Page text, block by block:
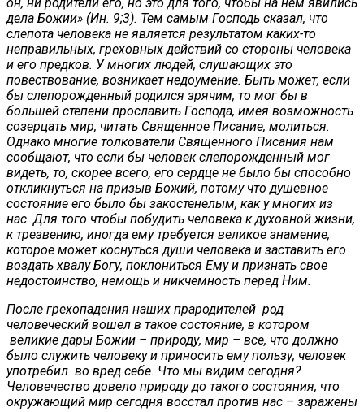
дела Божии» (Ин. 9;3). Тем самым Господь сказал, что
слепота человека не является результатом каких-то
неправильных, греховных действий со стороны человека
и его предков. У многих людей, слушающих это
повествование, возникает недоумение. Быть может, если
бы слепорожденный родился зрячим, то мог бы в
большей степени прославить Господа, имея возможность
созерцать мир, читать Священное Писание, молиться.
Однако многие толкователи Священного Писания нам
сообщают, что если бы человек слепорожденный мог
видеть, то, скорее всего, его сердце не было бы способно
откликнуться на призыв Божий, потому что душевное
состояние его было бы закостенелым, как у многих из
нас. Для того чтобы побудить человека к духовной жизни,
к трезвению, иногда ему требуется великое знамение,
которое может коснуться души человека и заставить его
воздать хвалу Богу, поклониться Ему и признать свое
недостоинство, немощь и никчемность перед Ним.
После грехопадения наших прародителей род
человеческий вошел в такое состояние, в котором
великие дары Божии – природу, мир – все, что должно
было служить человеку и приносить ему пользу, человек
употребил во вред себе. Что мы видим сегодня?
Человечество довело природу до такого состояния, что
окружающий мир сегодня восстал против нас – заражены